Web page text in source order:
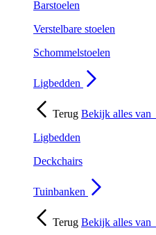
Barstoelen
Verstelbare stoelen
Schommelstoelen
Ligbedden
Terug Bekijk alles van
Ligbedden
Deckchairs
Tuinbanken
Terug Bekijk alles van